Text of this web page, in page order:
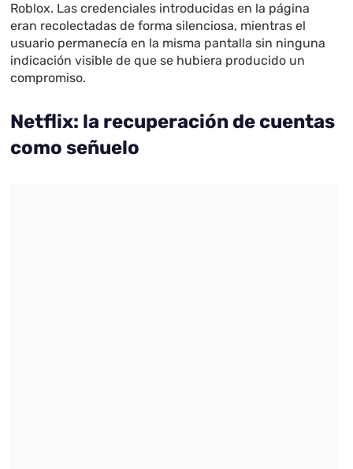
Roblox. Las credenciales introducidas en la página
eran recolectadas de forma silenciosa, mientras el
usuario permanecía en la misma pantalla sin ninguna
indicación visible de que se hubiera producido un
compromiso.
Netflix: la recuperación de cuentas
como señuelo